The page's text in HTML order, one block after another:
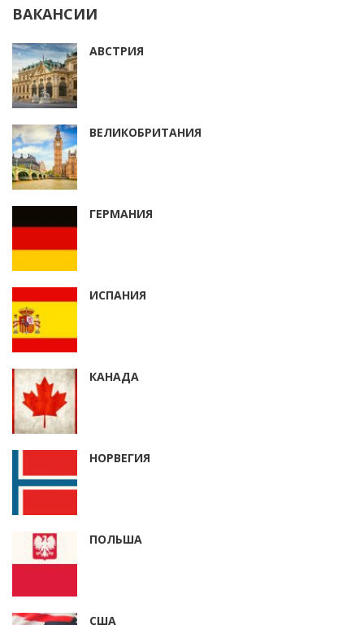
ВАКАНСИИ
АВСТРИЯ
ВЕЛИКОБРИТАНИЯ
ГЕРМАНИЯ
ИСПАНИЯ
КАНАДА
НОРВЕГИЯ
ПОЛЬША
США